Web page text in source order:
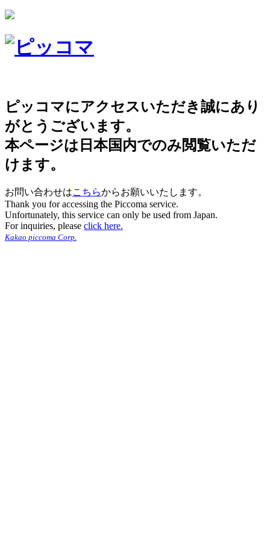
ピッコマにアクセスいただき誠にあり
がとうございます。
本ページは日本国内でのみ閲覧いただ
けます。
お問い合わせはこちらからお願いいたします。
Thank you for accessing the Piccoma service.
Unfortunately, this service can only be used from Japan.
For inquiries, please click here.
Kakao piccoma Corp.